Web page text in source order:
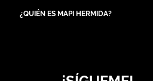
¿QUIÉN ES MAPI HERMIDA?